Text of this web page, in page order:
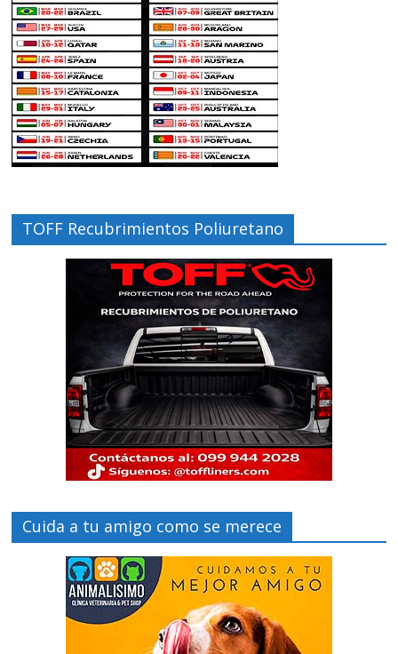
TOFF Recubrimientos Poliuretano
Cuida a tu amigo como se merece